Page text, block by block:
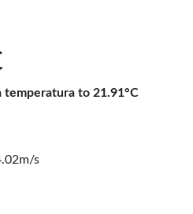
temperatura to 21.91°C
s